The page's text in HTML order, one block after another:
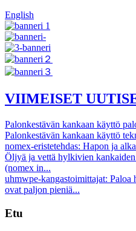
English
VIIMEISET
Palonkestävän kankaan käyttö
Palonkestävän kankaan käyttö
nomex-eristetehdas: Hapon ja
Öljyä ja vettä hylkivien kankaiden
(nomex in...
uhmwpe-kangastoimittajat:
ovat paljon pieniä...
Etu